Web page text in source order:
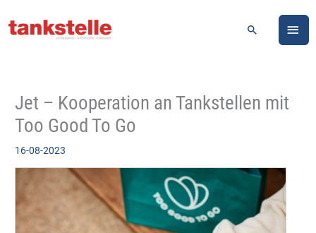
Inhalt
Suchen
Jet – Kooperation an Tankstellen mit
Too Good To Go
16-08-2023